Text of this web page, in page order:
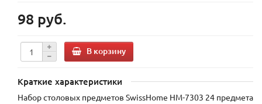
98 руб.
В корзину
Краткие характеристики
Набор столовых предметов SwissHome HM-7303 24 предмета